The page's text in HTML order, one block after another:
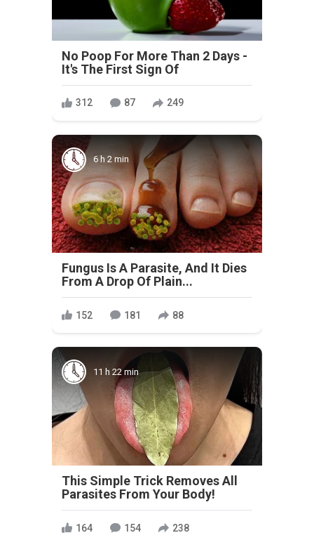
No Poop For More Than 2 Days -
It's The First Sign Of
312 87 249
6 h 2 min
Fungus Is A Parasite, And It Dies
From A Drop Of Plain...
152 181 88
11 h 22 min
This Simple Trick Removes All
Parasites From Your Body!
164 154 238